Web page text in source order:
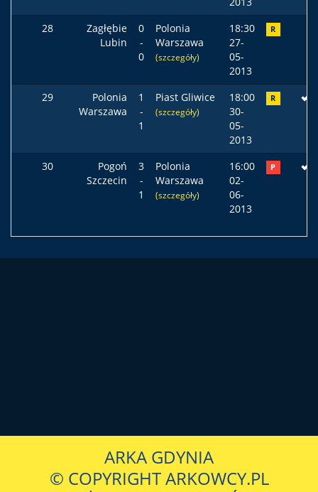
28
Zagłębie
Lubin
0
-
0
Polonia
Warszawa
(szczegóły)
18:30
27-
05-
2013
R
29
Polonia
Warszawa
1
-
1
Piast Gliwice
(szczegóły)
18:00
30-
05-
2013
R
30
Pogoń
Szczecin
3
-
1
Polonia
Warszawa
(szczegóły)
16:00
02-
06-
2013
P
ARKA GDYNIA
© COPYRIGHT ARKOWCY.PL